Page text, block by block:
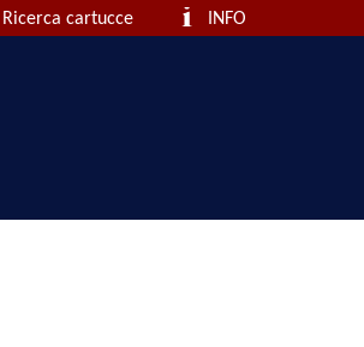
INFO
Ricerca cartucce